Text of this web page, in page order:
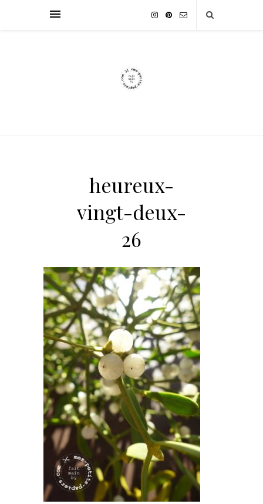
heureux-
vingt-deux-
26